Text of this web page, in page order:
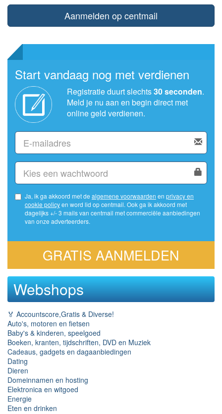
Aanmelden op centmail
Start vandaag nog met verdienen
Registratie duurt slechts30 seconden.
Meld je nu aan en begin direct met
online geld verdienen.
Ja, ik ga akkoord met de algemene voorwaarden en privacy en
cookie policy
dagelijks +/- 3 mails van centmail met commerciële aanbiedingen
van onze adverteerders.
GRATIS AANMELDEN
Webshops
🏅 Accountscore,Gratis & Diverse!
Auto's, motoren en fietsen
Baby's & kinderen, speelgoed
Boeken, kranten, tijdschriften, DVD en Muziek
Cadeaus, gadgets en dagaanbiedingen
Dating
Dieren
Domeinnamen en hosting
Elektronica en witgoed
Energie
Eten en drinken